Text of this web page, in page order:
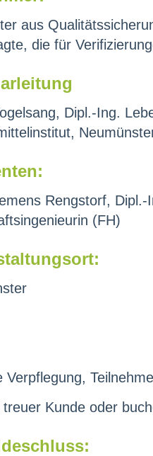
aus
die für
Dipl.-Ing.
Rengstorf,
(FH)
Verpflegung,
treuer Kunde oder